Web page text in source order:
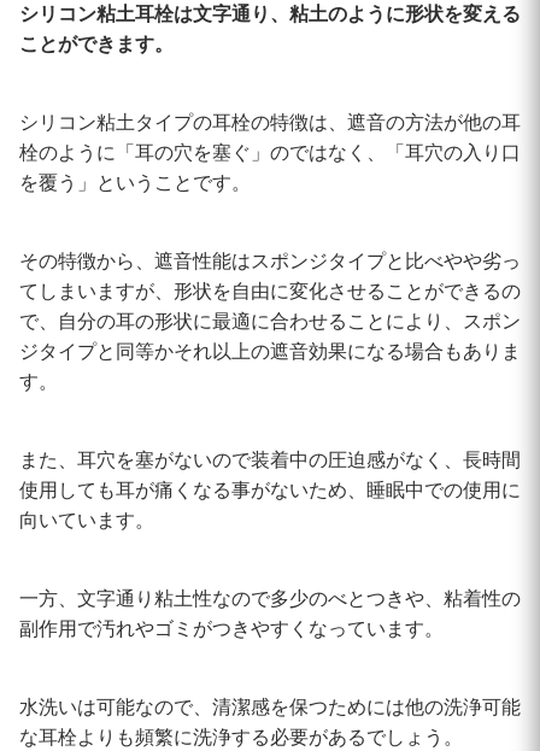
シリコン粘土耳栓は文字通り、粘土のように形状を変える
ことができます。
シリコン粘土タイプの耳栓の特徴は、遮音の方法が他の耳
栓のように「耳の穴を塞ぐ」のではなく、「耳穴の入り口
を覆う」ということです。
その特徴から、遮音性能はスポンジタイプと比べやや劣っ
てしまいますが、形状を自由に変化させることができるの
で、自分の耳の形状に最適に合わせることにより、スポン
ジタイプと同等かそれ以上の遮音効果になる場合もありま
す。
また、耳穴を塞がないので装着中の圧迫感がなく、長時間
使用しても耳が痛くなる事がないため、睡眠中での使用に
向いています。
一方、文字通り粘土性なので多少のべとつきや、粘着性の
副作用で汚れやゴミがつきやすくなっています。
水洗いは可能なので、清潔感を保つためには他の洗浄可能
な耳栓よりも頻繁に洗浄する必要があるでしょう。